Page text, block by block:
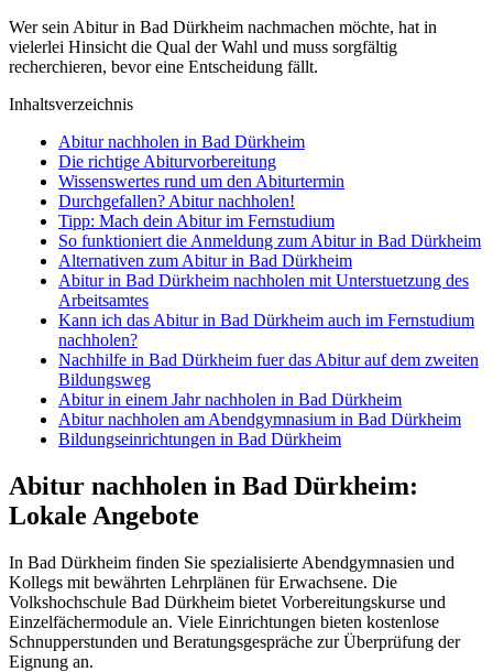
Wer sein Abitur in Bad Dürkheim nachmachen möchte, hat in
vielerlei Hinsicht die Qual der Wahl und muss sorgfältig
recherchieren, bevor eine Entscheidung fällt.
Inhaltsverzeichnis
Abitur nachholen in Bad Dürkheim
Die richtige Abiturvorbereitung
Wissenswertes rund um den Abiturtermin
Durchgefallen? Abitur nachholen!
Tipp: Mach dein Abitur im Fernstudium
So funktioniert die Anmeldung zum Abitur in Bad Dürkheim
Alternativen zum Abitur in Bad Dürkheim
Abitur in Bad Dürkheim nachholen mit Unterstuetzung des
Arbeitsamtes
Kann ich das Abitur in Bad Dürkheim auch im Fernstudium
nachholen?
Nachhilfe in Bad Dürkheim fuer das Abitur auf dem zweiten
Bildungsweg
Abitur in einem Jahr nachholen in Bad Dürkheim
Abitur nachholen am Abendgymnasium in Bad Dürkheim
Bildungseinrichtungen in Bad Dürkheim
Abitur nachholen in Bad Dürkheim:
Lokale Angebote
In Bad Dürkheim finden Sie spezialisierte Abendgymnasien und
Kollegs mit bewährten Lehrplänen für Erwachsene. Die
Volkshochschule Bad Dürkheim bietet Vorbereitungskurse und
Einzelfächermodule an. Viele Einrichtungen bieten kostenlose
Schnupperstunden und Beratungsgespräche zur Überprüfung der
Eignung an.